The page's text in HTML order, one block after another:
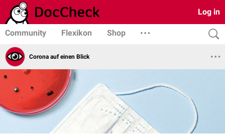
Log in
Community Flexikon Shop
Corona auf einen Blick